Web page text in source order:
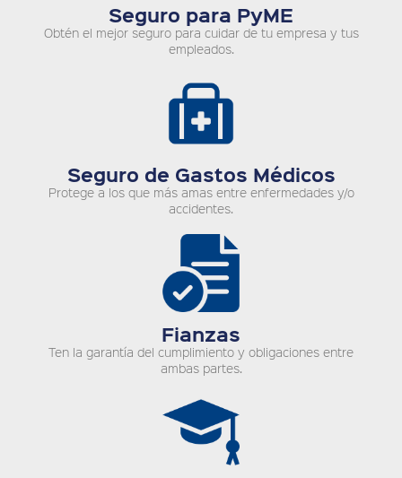
Seguro para PyME
Obtén el mejor seguro para cuidar de tu empresa y tus
empleados.
Seguro de Gastos Médicos
Protege a los que más amas entre enfermedades y/o
accidentes.
Fianzas
Ten la garantía del cumplimiento y obligaciones entre
ambas partes.